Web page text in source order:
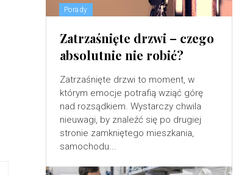
Porady
Zatrzaśnięte drzwi – czego
absolutnie nie robić?
Zatrzaśnięte drzwi to moment, w
którym emocje potrafią wziąć górę
nad rozsądkiem. Wystarczy chwila
nieuwagi, by znaleźć się po drugiej
stronie zamkniętego mieszkania,
samochodu...